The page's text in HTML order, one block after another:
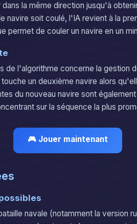
la même direction jusqu'à
navire soit coulé, l'IA revient à la
permet de couler un navire en un
de l'algorithme concerne la gestion
un deuxième navire alors
du nouveau navire sont
sur la séquence la plus
🎮 Jouer maintenant
navale (notamment la version